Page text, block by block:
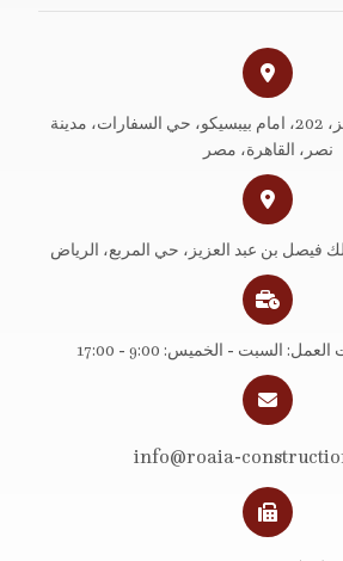
عمارة 8 ابراج صن رايز، 202، امام بيبسيكو، حي السفارات، مدينة
نصر، القاهرة، مصر
السبت - الخميس: 9:00 - 17:00
info@roaia-